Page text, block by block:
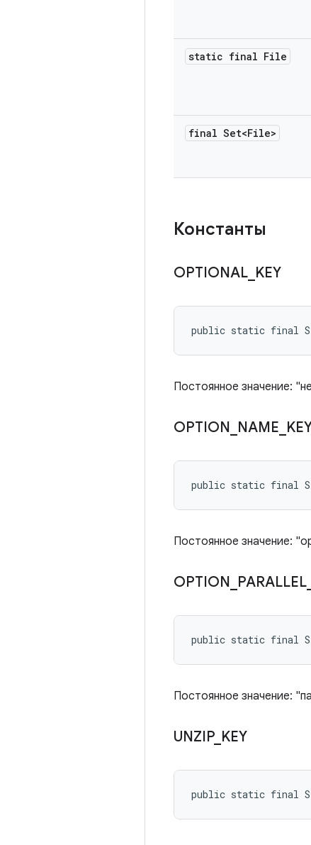
static final File
final Set<File>
Константы
OPTIONAL KEY
public static final
Постоянное значение:
OPTION NAME
public static final
Постоянное значение:
OPTION PARALLEL
public static final
Постоянное значение:
UNZIP_ KEY
public static final